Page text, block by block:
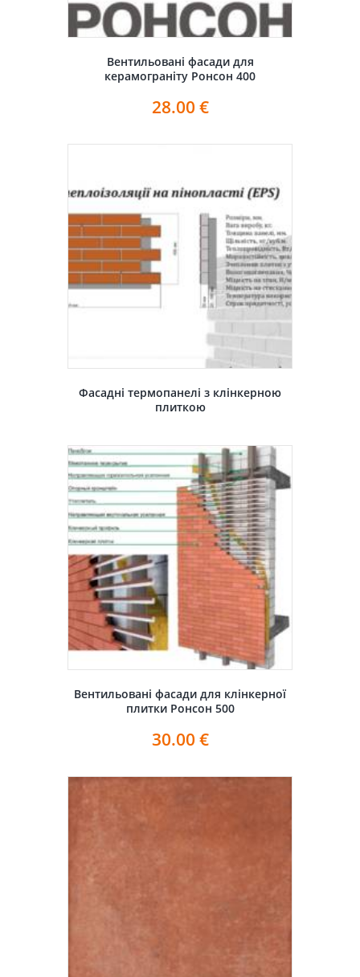
Вентильовані фасади для
керамограніту Ронсон 400
28.00 €
Фасадні термопанелі з клінкерною
плиткою
Вентильовані фасади для клінкерної
плитки Ронсон 500
30.00 €